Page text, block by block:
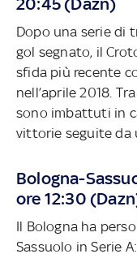
Dopo una serie di
gol segnato, il
sfida più recente
nell’aprile 2018.
sono imbattuti in
vittorie seguite da
Bologna-
ore 12:30
Il Bologna ha
Sassuolo in Serie